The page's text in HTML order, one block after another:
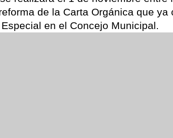
de la Carta Orgánica que
en el Concejo Municipal.